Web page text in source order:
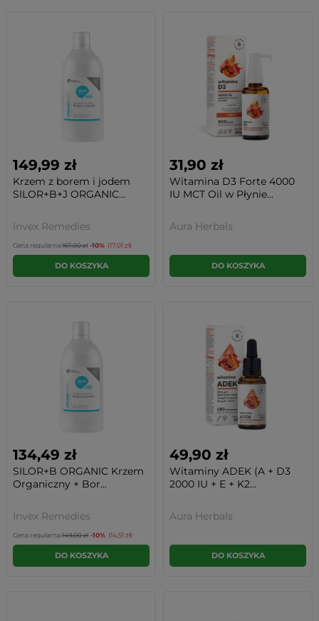
149,99 zł
Krzem z borem i jodem
SILOR+B+J ORGANIC...
Invex Remedies
Cena regularna:167,00 zł -10% (17,01 zł)
DO KOSZYKA
31,90 zł
Witamina D3 Forte 4000
IU MCT Oil w Płynie...
Aura Herbals
DO KOSZYKA
134,49 zł
SILOR+B ORGANIC Krzem
Organiczny + Bor...
Invex Remedies
Cena regularna:149,00 zł -10% (14,51 zł)
DO KOSZYKA
49,90 zł
Witaminy ADEK (A + D3
2000 IU + E + K2...
Aura Herbals
DO KOSZYKA